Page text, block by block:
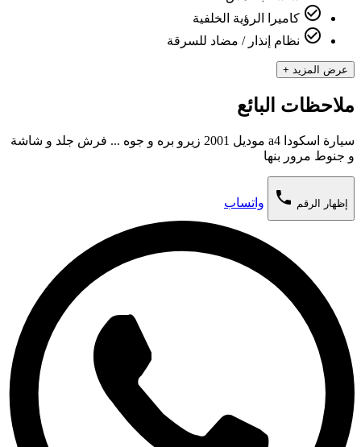
check_circle_outline كاميرا الرؤية الخلفية
check_circle_outline نظام إنذار / مضاد للسرقة
عرض المزيد +
ملاحظات البائع
سيارة اسكودا a4 موديل 2001 زيرو بره و جوه ... فرش جلد و شاشة
و جنوط مرور بنها
إظهار الرقم phone واتساب